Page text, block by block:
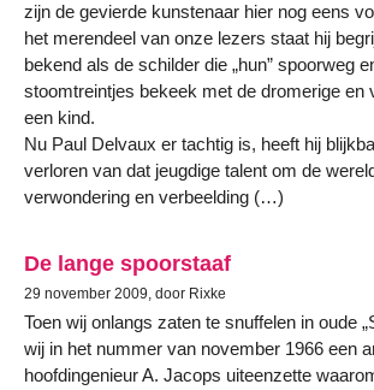
zijn de gevierde kunstenaar hier nog eens
het merendeel van onze lezers staat hij
bekend als de schilder die „hun” spoorweg
stoomtreintjes bekeek met de dromerige en
een kind.
Nu Paul Delvaux er tachtig is, heeft hij
verloren van dat jeugdige talent om de
verwondering en verbeelding (…)
De lange spoorstaaf
29 november 2009, door Rixke
Toen wij onlangs zaten te snuffelen in oude
wij in het nummer van november 1966 een
hoofdingenieur A. Jacops uiteenzette